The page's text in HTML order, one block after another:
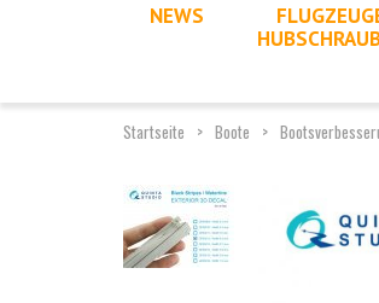
NEWS
Startseite Boote